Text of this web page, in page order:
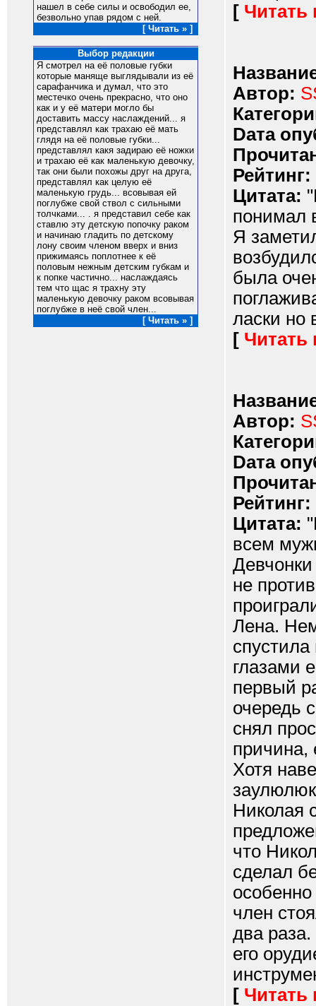
нашел в себе силы и освободил ее,
безвольно упав рядом с ней.
[ Читать » ]
Выбор редакции
Я смотрел на её половые губки
которые маняще выглядывали из её
сарафанчика и думал, что это
местечко очень прекрасно, что оно
как и у её матери могло бы
доставить массу наслаждений... я
представлял как трахаю её мать
глядя на её половые губки...
представлял какя задираю её ножки
и трахаю её как маленькую девочку,
так они были похожы друг на друга,
представлял как целую её
маленькую грудь... всовывая ей
поглубже свой ствол с сильными
толчками... . я представил себе как
ставлю эту детскую попочку раком
и начинаю гладить по детскому
лону своим членом вверх и вниз
прижимаясь поплотнее к её
половым нежным детским губкам и
к попке частично... наслаждаясь
тем что щас я трахну эту
маленькую девочку раком всовывая
поглубже в неё свой член...
[ Читать » ]
[ Читать
Автор:
Dата
Рейтинг:
Цитата:
понимал
Я
была
ласки но
[ Читать
Автор:
Dата
Рейтинг:
Цитата:
всем
не
Лена.
глазами
первый
очередь
снял
причина,
Хотя
Николая
что
сделал
член
два
его
[ Читать